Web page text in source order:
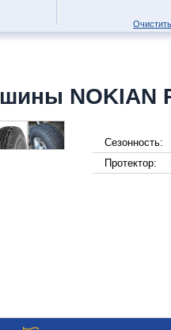
NOKIAN
Сезонность:
Протектор: